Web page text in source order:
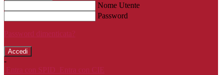
Nome Utente
Password
Password dimenticata?
-
Entra con SPID
Entra con CIE